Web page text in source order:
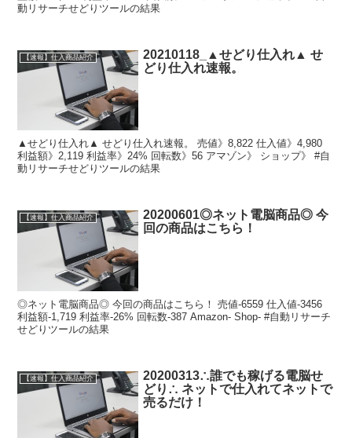
動リサーチせどりツールの結果
【速報】仕入商品紹介
20210118_▲せどり仕入れ▲ せ
どり仕入れ速報。
▲せどり仕入れ▲ せどり仕入れ速報。 売値》8,822 仕入値》4,980
利益額》2,119 利益率》24% 回転数》56 アマゾン》 ショップ》 #自
動リサーチせどりツールの結果
【速報】仕入商品紹介
20200601◎ネット電脳商品◎ 今
回の商品はこちら！
◎ネット電脳商品◎ 今回の商品はこちら！ 売値-6559 仕入値-3456
利益額-1,719 利益率-26% 回転数-387 Amazon- Shop- #自動リサーチ
せどりツールの結果
【速報】仕入商品紹介
20200313∴誰でも稼げる電脳せ
どり∴ ネットで仕入れてネットで
売るだけ！